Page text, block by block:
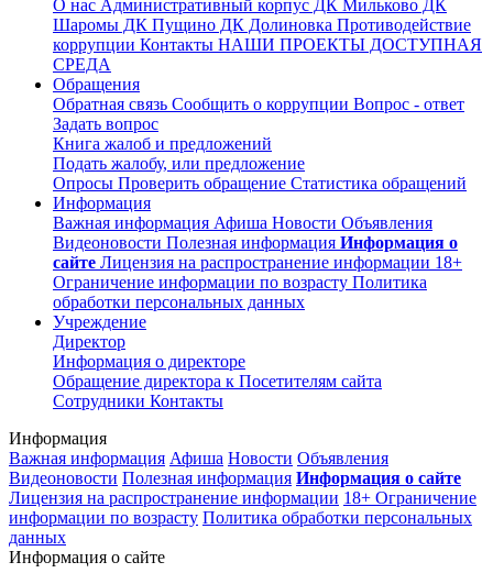
О нас Административный корпус ДК Мильково ДК
Шаромы ДК Пущино ДК Долиновка Противодействие
коррупции Контакты НАШИ ПРОЕКТЫ ДОСТУПНАЯ
СРЕДА
Обращения
Обратная связь Сообщить о коррупции Вопрос - ответ
Задать вопрос
Книга жалоб и предложений
Подать жалобу, или предложение
Опросы Проверить обращение Статистика обращений
Информация
Важная информация Афиша Новости Объявления
Видеоновости Полезная информация Информация о
сайте Лицензия на распространение информации 18+
Ограничение информации по возрасту Политика
обработки персональных данных
Учреждение
Директор
Информация о директоре
Обращение директора к Посетителям сайта
Сотрудники Контакты
Информация
Важная информация Афиша Новости Объявления
Видеоновости Полезная информация Информация о сайте
Лицензия на распространение информации 18+ Ограничение
информации по возрасту Политика обработки персональных
данных
Информация о сайте